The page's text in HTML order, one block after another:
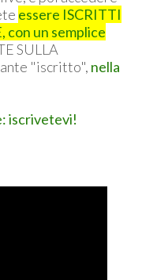
essere ISCRITTI
con un semplice
SULLA
"iscritto", nella
iscrivetevi!